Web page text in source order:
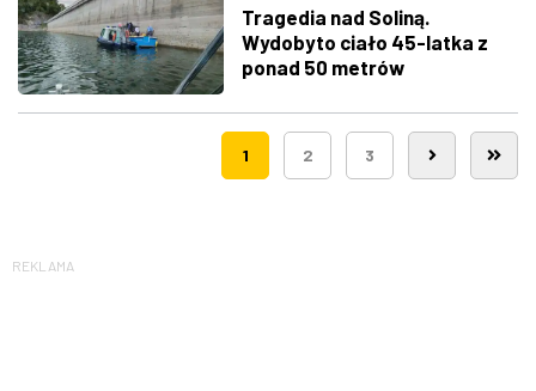
Tragedia nad Soliną.
Wydobyto ciało 45-latka z
ponad 50 metrów
1 2 3
REKLAMA